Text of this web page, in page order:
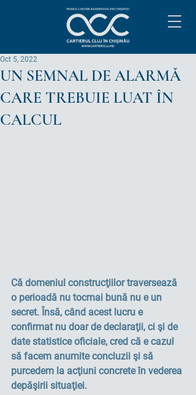
UN SEMNAL DE ALARMĂ
CARE TREBUIE LUAT ÎN
CALCUL
Oct 5, 2022
Că domeniul construcţiilor traversează
o perioadă nu tocmai bună nu e un
secret. Însă, când acest lucru e
confirmat nu doar de declaraţii, ci şi de
date statistice oficiale, cred că e cazul
să facem anumite concluzii şi să
purcedem la acţiuni concrete în vederea
depăşirii situaţiei.